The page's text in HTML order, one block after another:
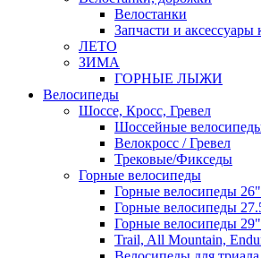
Велостанки
Запчасти и аксессуары
ЛЕТО
ЗИМА
ГОРНЫЕ ЛЫЖИ
Велосипеды
Шоссе, Кросс, Гревел
Шоссейные
Велокросс / Гревел
Трековые/Фикседы
Горные велосипеды
Горные велосипеды 26"
Горные велосипеды
Горные велосипеды 29"
Trail, All Mountain,